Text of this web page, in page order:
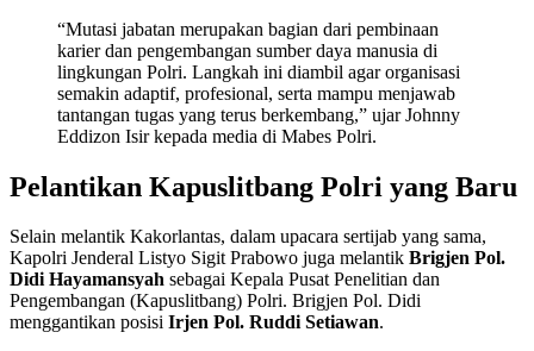
“Mutasi jabatan merupakan bagian dari pembinaan
karier dan pengembangan sumber daya manusia di
lingkungan Polri. Langkah ini diambil agar organisasi
semakin adaptif, profesional, serta mampu menjawab
tantangan tugas yang terus berkembang,” ujar Johnny
Eddizon Isir kepada media di Mabes Polri.
Pelantikan Kapuslitbang Polri yang Baru
Selain melantik Kakorlantas, dalam upacara sertijab yang sama,
Kapolri Jenderal Listyo Sigit Prabowo juga melantik Brigjen Pol.
Didi Hayamansyah sebagai Kepala Pusat Penelitian dan
Pengembangan (Kapuslitbang) Polri. Brigjen Pol. Didi
menggantikan posisi Irjen Pol. Ruddi Setiawan.